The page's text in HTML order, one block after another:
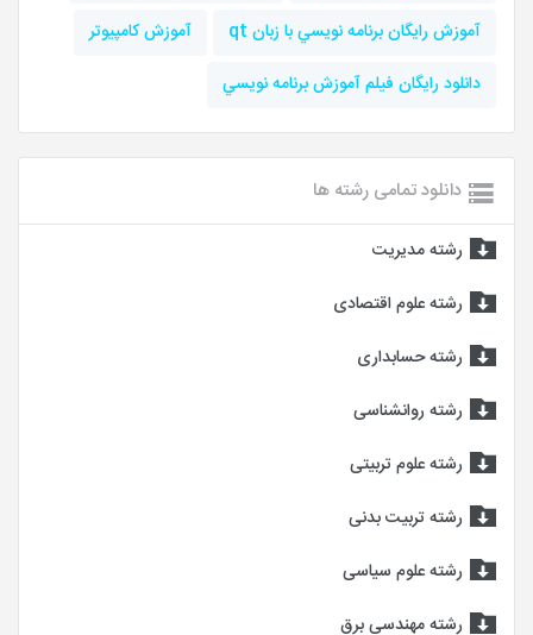
آموزش رايگان برنامه نويسي با زبان qt
آموزش کامپيوتر
دانلود رايگان فيلم آموزش برنامه نويسي
دانلود تمامی رشته ها
رشته مدیریت
رشته علوم اقتصادی
رشته حسابداری
رشته روانشناسی
رشته علوم تربیتی
رشته تربیت بدنی
رشته علوم سیاسی
رشته مهندسی برق